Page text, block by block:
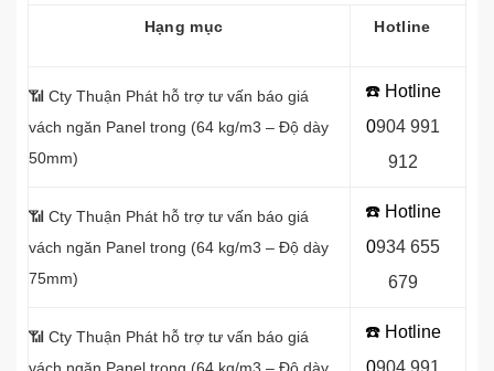
Hạng mục Hotline
📶 Cty Thuận Phát hỗ trợ tư vấn báo giá
vách ngăn Panel trong (64 kg/m3 – Độ dày
50mm)
☎️ Hotline
0904 991
912
📶 Cty Thuận Phát hỗ trợ tư vấn báo giá
vách ngăn Panel trong (64 kg/m3 – Độ dày
75mm)
☎️ Hotline
0934 655
679
📶 Cty Thuận Phát hỗ trợ tư vấn báo giá
☎️ Hotline
0904 991